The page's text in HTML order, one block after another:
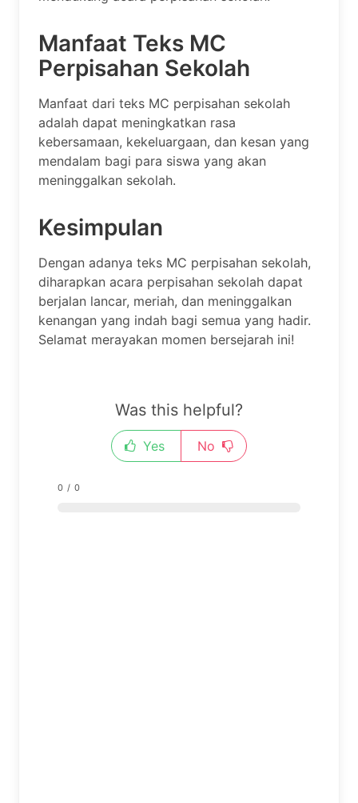
Manfaat Teks MC
Perpisahan Sekolah
Manfaat dari teks MC perpisahan sekolah
adalah dapat meningkatkan rasa
kebersamaan, kekeluargaan, dan kesan yang
mendalam bagi para siswa yang akan
meninggalkan sekolah.
Kesimpulan
Dengan adanya teks MC perpisahan sekolah,
diharapkan acara perpisahan sekolah dapat
berjalan lancar, meriah, dan meninggalkan
kenangan yang indah bagi semua yang hadir.
Selamat merayakan momen bersejarah ini!
Was this helpful?
Yes No
0 / 0